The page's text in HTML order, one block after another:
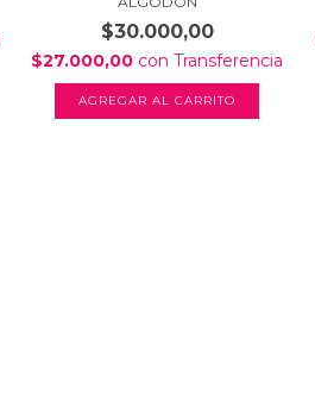
$30.000,00
$27.000,00 con Transferencia
AGREGAR AL CARRITO